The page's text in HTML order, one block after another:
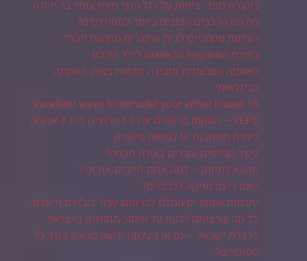
ביקורת ספר: ציונות על רגל וחצי מאת עופר בר יהודה
מה הם הרכבים הטובים ביותר לסטודנטים?
רעיונות עיצוביים לבית שיוצרים תחושת יוקרה
בחירת המשקפת הראשונה לילד שלכם
האופנה הטבעונית מגבירה נוכחות בשוק האופנה
הבינלאומי
15 excellent ways to remodel your entire house
PEPE – המקום בו קונים אוכל כשרוצים להכין ארוחה
ביתית מושקעת או לעשות פיקניק
כיצד מגייסים עובדים בצורה חכמה?
מנשא לתינוק – למה אתם חייבים את זה ?
האם ריצה מזיקה לברכיים?
יתרונות שמפו ים המלח לשימוש עבור בע"ח ובני אדם
כל מה שרציתם לדעת על איתור מחוננים בישראל
כלכלת ישראל – נס או הצלחה ידועה מראש כנגד כל
הסיכויים?